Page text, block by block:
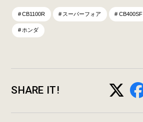
CB1100R スーパーフォア CB400SF
ホンダ
SHARE IT!